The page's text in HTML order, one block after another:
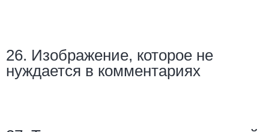
26. Изображение, которое не
нуждается в комментариях